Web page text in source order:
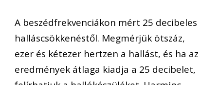
A beszédfrekvenciákon mért 25 decibeles
halláscsökkenéstől. Megmérjük ötszáz,
ezer és kétezer hertzen a hallást, és ha az
eredmények átlaga kiadja a 25 decibelet,